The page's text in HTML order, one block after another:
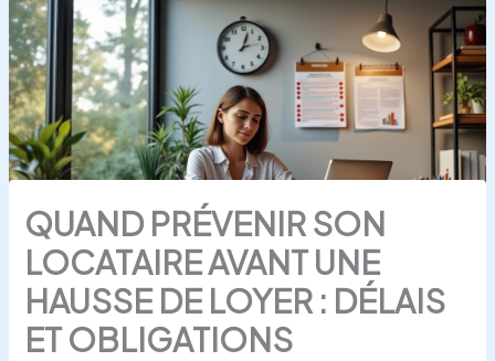
QUAND PRÉVENIR SON
LOCATAIRE AVANT UNE
HAUSSE DE LOYER : DÉLAIS
ET OBLIGATIONS